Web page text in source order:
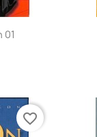
01
favorite_border